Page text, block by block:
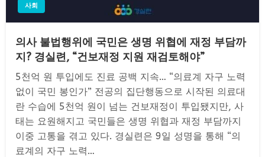
사회
의사 불법행위에 국민은 생명 위협에 재정 부담까
지? 경실련, “건보재정 지원 재검토해야”
5천억 원 투입에도 진료 공백 지속… “의료계 자구 노력
없이 국민 봉인가” 전공의 집단행동으로 시작된 의료대
란 수습에 5천억 원이 넘는 건보재정이 투입됐지만, 사
태는 요원해지고 국민들은 생명 위협과 재정 부담까지
이중 고통을 겪고 있다. 경실련은 9일 성명을 통해 “의
료계의 자구 노력…